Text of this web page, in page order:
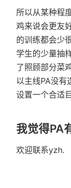
所以从某种程
鸡来说会更友
的训练都会少
学生的少量抽
了照顾部分菜
以主线PA没有
设置一个合适
我觉得PA
欢迎联系yzh.